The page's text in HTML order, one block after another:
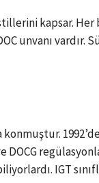
kapsar.
unvanı vardır.
IGT